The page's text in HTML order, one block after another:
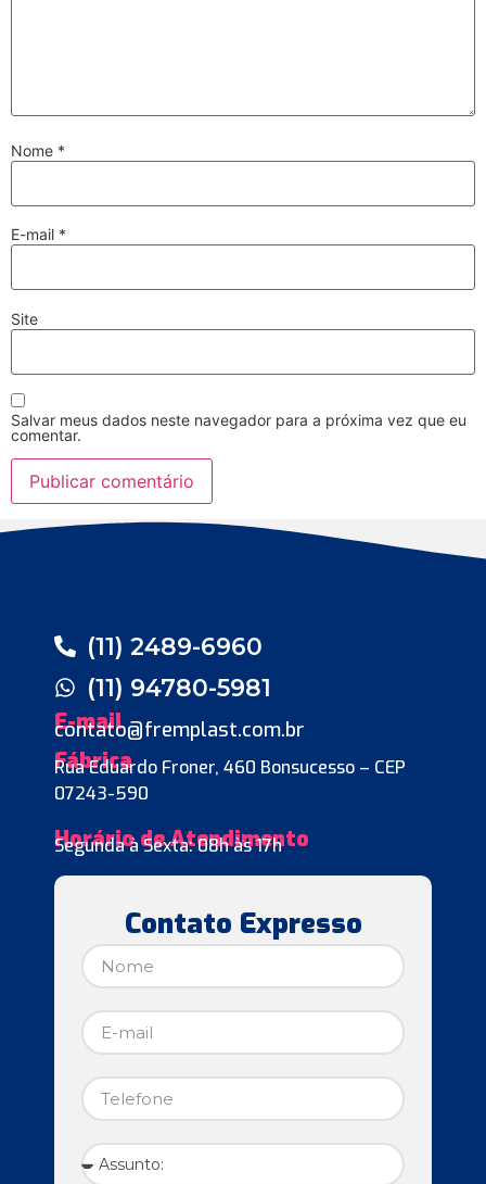
Nome *
E-mail *
Site
Salvar meus dados neste navegador para a próxima vez que eu
comentar.
(11) 2489-6960
(11) 94780-5981
E-mail
contato@fremplast.com.br
Fábrica
Rua Eduardo Froner, 460 Bonsucesso – CEP
07243-590
Horário de Atendimento
Segunda à Sexta: 08h às 17h
Contato Expresso